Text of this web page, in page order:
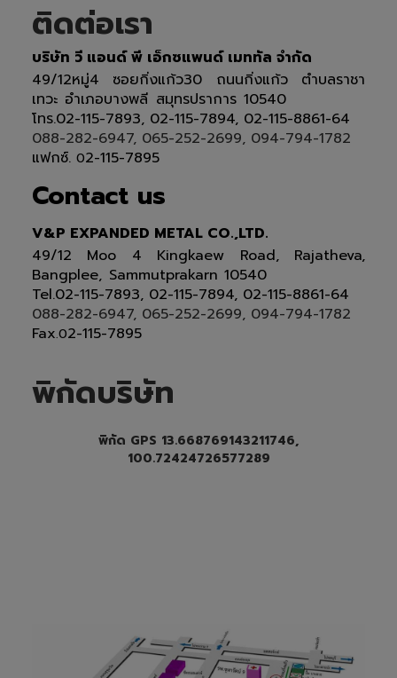
ติดต่อเรา
บริษัท วี แอนด์ พี เอ็กซแพนด์ เมททัล จำกัด
49/12หมู่4 ซอยกิ่งแก้ว30 ถนนกิ่งแก้ว ตำบลราชา
เทวะ อำเภอบางพลี สมุทรปราการ 10540
โทร.02-115-7893, 02-115-7894, 02-115-8861-64
088-282-6947, 065-252-2699, 094-794-1782
แฟกซ์. 02-115-7895
Contact us
V&P EXPANDED METAL CO.,LTD.
49/12 Moo 4 Kingkaew Road, Rajatheva,
Bangplee, Sammutprakarn 10540
Tel.02-115-7893, 02-115-7894, 02-115-8861-64
088-282-6947, 065-252-2699, 094-794-1782
Fax.02-115-7895
พิกัดบริษัท
พิกัด GPS 13.668769143211746,
100.72424726577289